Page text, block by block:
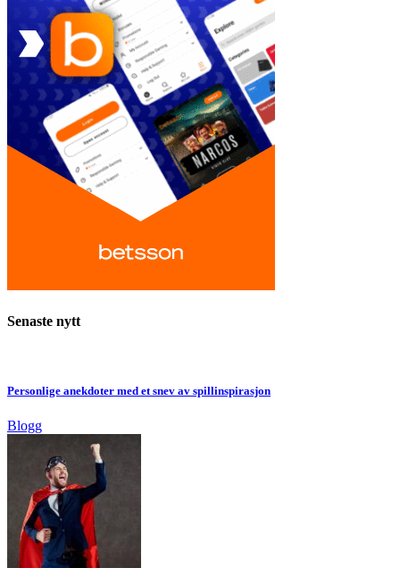
Senaste nytt
Personlige anekdoter med et snev av spillinspirasjon
Blogg